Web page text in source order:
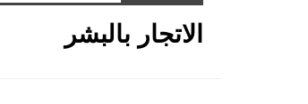
الاتجار بالبشر